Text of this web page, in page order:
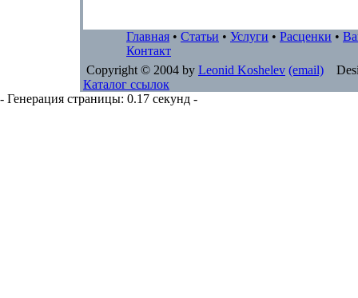
Главная • Статьи • Услуги • Расценки •
Контакт
Copyright © 2004 by Leonid Koshelev (email)
Каталог ссылок
- Генерация страницы: 0.17 секунд -